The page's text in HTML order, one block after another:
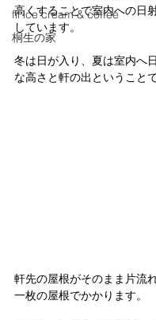
fil ice cream & coffee
桐生の家
高くすることで室内への日
しています。
冬は日が入り、夏は室内へ
な高さと軒の出ということで
軒先の屋根がそのまま片流
一枚の屋根でかかります。